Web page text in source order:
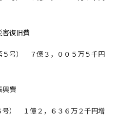
復旧費
５号） ７億３，００５万５千円
費
号） １億２，６３６万２千円増